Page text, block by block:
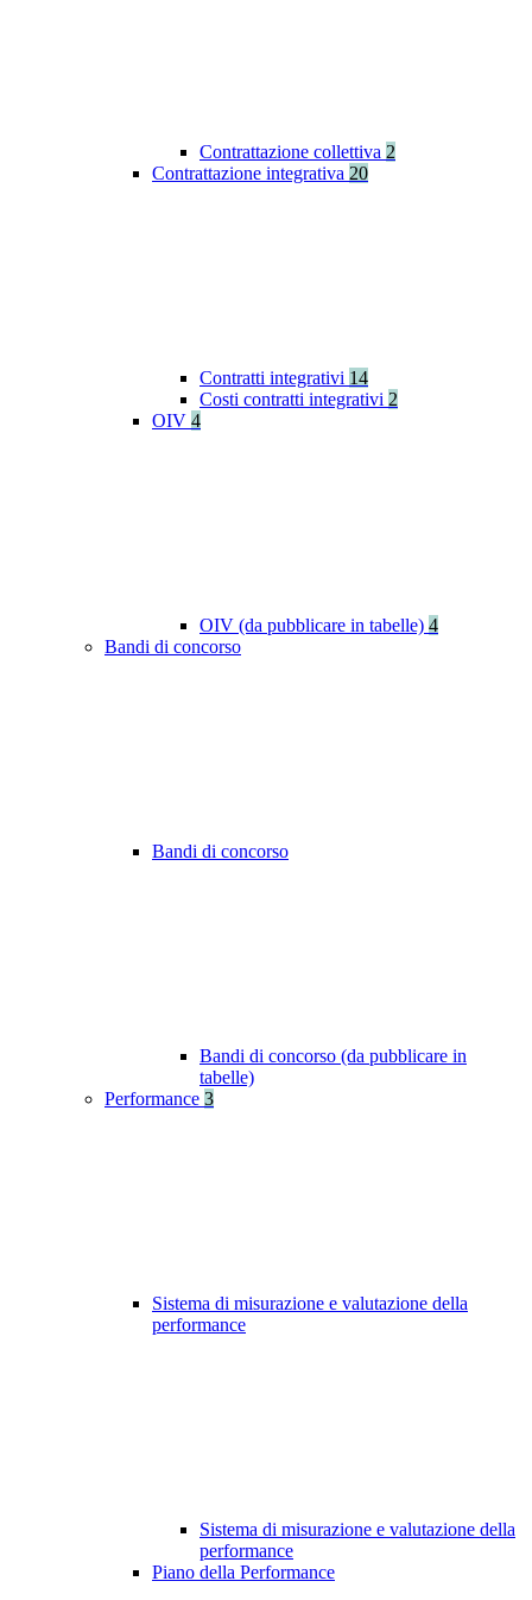
Contrattazione collettiva 2
Contrattazione integrativa 20
Contratti integrativi 14
Costi contratti integrativi 2
OIV 4
OIV (da pubblicare in tabelle) 4
Bandi di concorso
Bandi di concorso
Bandi di concorso (da pubblicare in
tabelle)
Performance 3
Sistema di misurazione e valutazione della
performance
Sistema di misurazione e valutazione della
performance
Piano della Performance